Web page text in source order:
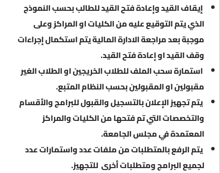
إيقاف القيد وإعادة فتح القيد للطالب بحسب النموذج
الذي يتم التوقيع عليه من الكليات او المراكز وعلى
موجبة بعد مراجعة الادارة المالية يتم استكمال إجراءات
وقف القيد او إعادة فتح القيد.
استمارة سحب الملف للطلاب الخريجين او الطلاب الغير
مقبولين او المقبولين بحسب النظام المتبع.
يتم تجهيز الإعلان بالتسجيل والقبول للبرامج والأقسام
والتخصصات التي تم فتحها من الكليات والمراكز
المعتمدة في مجلس الجامعة.
يتم الرفع بالمتطلبات من ملفات عدد واستمارات عدد
لجميع البرامج ومتطلبات أخرى للتجهيز.